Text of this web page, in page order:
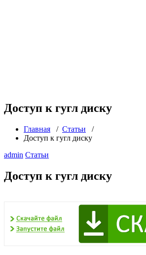
Доступ к гугл диску
Главная / Статьи /
Доступ к гугл диску
admin Статьи
Доступ к гугл диску